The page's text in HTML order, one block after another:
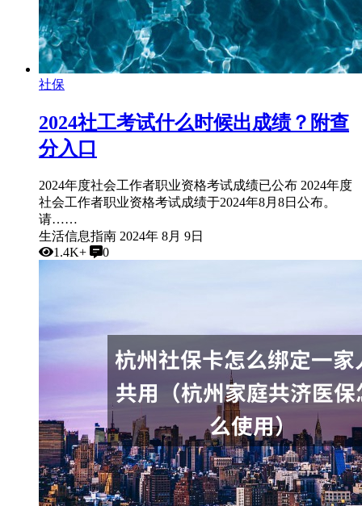
社保
2024社工考试什么时候出成绩？附查
分入口
2024年度社会工作者职业资格考试成绩已公布 2024年度
社会工作者职业资格考试成绩于2024年8月8日公布。
请……
生活信息指南 2024年 8月 9日
1.4K+
0